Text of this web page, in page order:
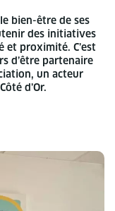
bien-être de ses
des initiatives
proximité. C’est
d’être partenaire
un acteur
d’Or.